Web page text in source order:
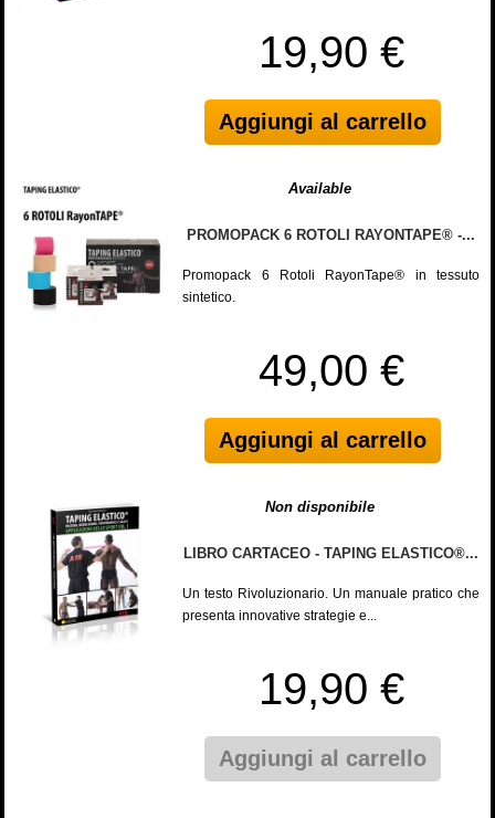
19,90 €
Aggiungi al carrello
Available
PROMOPACK 6 ROTOLI RAYONTAPE® -...
Promopack 6 Rotoli RayonTape® in tessuto
sintetico.
49,00 €
Aggiungi al carrello
Non disponibile
LIBRO CARTACEO - TAPING ELASTICO®...
Un testo Rivoluzionario. Un manuale pratico che
presenta innovative strategie e...
19,90 €
Aggiungi al carrello